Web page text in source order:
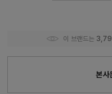
이 브랜드는
본사